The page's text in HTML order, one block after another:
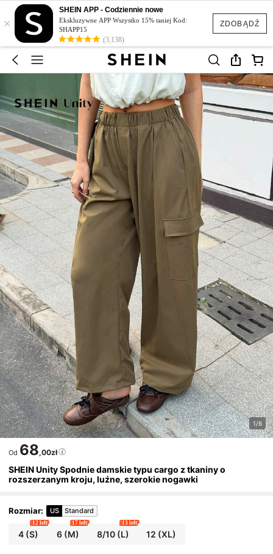
ZDOBĄDŹ
×
SHEIN APP - Codziennie nowe
Ekskluzywne APP Wszystko 15% taniej Kod:
SHAPP15
(3,138)
1/6
Od 68,00zł
SHEIN Unity Spodnie damskie typu cargo z tkaniny o
rozszerzanym kroju, luźne, szerokie nogawki
Rozmiar: US Standard
4 (S)
12 left
6 (M)
17 left
8/10(L)
13 left
12 (XL)